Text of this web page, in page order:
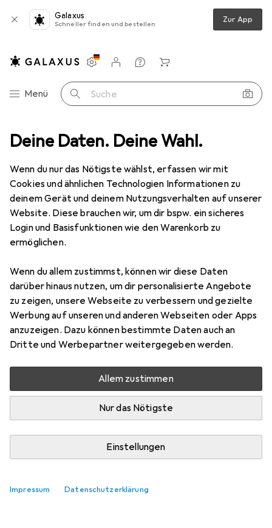
Deine Daten. Deine Wahl.
Wenn du nur das Nötigste wählst, erfassen wir mit
Cookies und ähnlichen Technologien Informationen zu
deinem Gerät und deinem Nutzungsverhalten auf unserer
Website. Diese brauchen wir, um dir bspw. ein sicheres
Login und Basisfunktionen wie den Warenkorb zu
ermöglichen.
Wenn du allem zustimmst, können wir diese Daten
darüber hinaus nutzen, um dir personalisierte Angebote
zu zeigen, unsere Webseite zu verbessern und gezielte
Werbung auf unseren und anderen Webseiten oder Apps
anzuzeigen. Dazu können bestimmte Daten auch an
Dritte und Werbepartner weitergegeben werden.
Allem zustimmen
Nur das Nötigste
Einstellungen
Impressum Datenschutzerklärung
Galaxus
Schneller finden und bestellen Zur App
Navigation nach Kategorien
Menü Suche
Einstellungen
Kundenkonto
Vergleichslisten
Merklisten
Warenkorb
Wassersport Boote Luftpumpe Mannesmann Luftpumpe
8 Bilder
MannesmannLuftpumpe
EUR
48,45
17
Bewertungen Marke
Mehr von Mannesmann
5 Stück an Lager beim Lieferanten
Lieferort angeben für genaue Lieferzeit
In den Warenkorb
kostenloser Versand